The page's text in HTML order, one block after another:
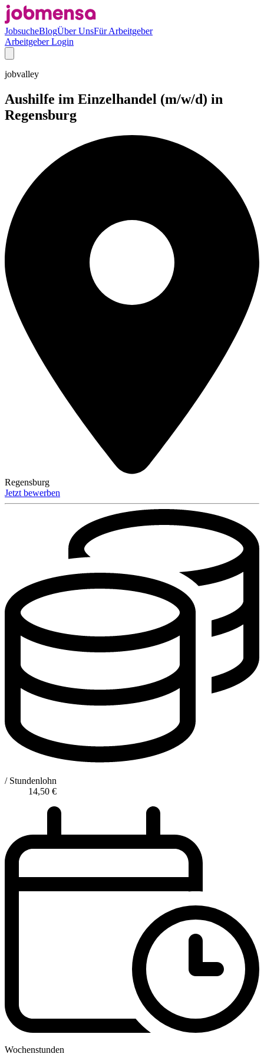
JobsucheBlogÜber UnsFür Arbeitgeber
Arbeitgeber Login
jobvalley
Aushilfe im Einzelhandel (m/w/d) in
Regensburg
Regensburg
Jetzt bewerben
/ Stundenlohn
14,50 €
Wochenstunden